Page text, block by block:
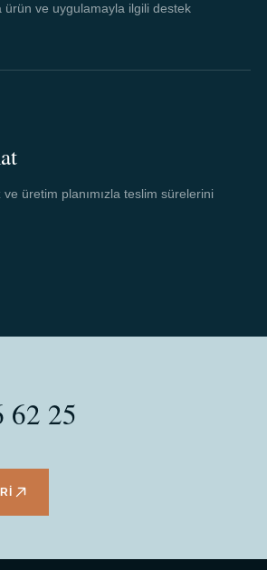
ürün ve uygulamayla ilgili destek
üretim planımızla teslim sürelerini
62 25